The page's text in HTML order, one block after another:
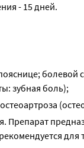
- 15 дней.
зубная боль);
Препарат